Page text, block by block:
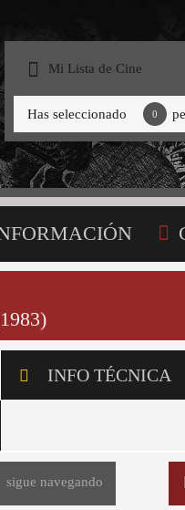
Mi Lista de Cine
Has seleccionado 0
INFO TÉCNICA
sigue navegando